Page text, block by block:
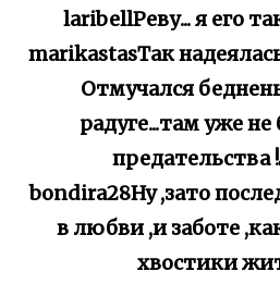
laribellРеву... я его
marikastasТак
Отмучался
радуге...там уже
предательства
bondira28Ну ,зато
в любви ,и заботе
хвостики